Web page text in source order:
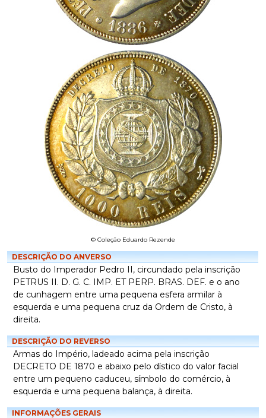
© Coleção Eduardo Rezende
DESCRIÇÃO DO ANVERSO
Busto do Imperador Pedro II, circundado pela inscrição
PETRUS II. D. G. C. IMP. ET PERP. BRAS. DEF. e o ano
de cunhagem entre uma pequena esfera armilar à
esquerda e uma pequena cruz da Ordem de Cristo, à
direita.
DESCRIÇÃO DO REVERSO
Armas do Império, ladeado acima pela inscrição
DECRETO DE 1870 e abaixo pelo dístico do valor facial
entre um pequeno caduceu, símbolo do comércio, à
esquerda e uma pequena balança, à direita.
INFORMAÇÕES GERAIS